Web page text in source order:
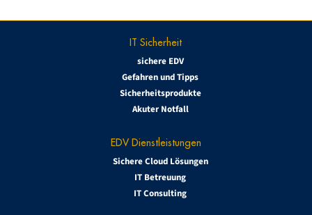
IT Sicherheit
sichere EDV
Gefahren und Tipps
Sicherheitsprodukte
Akuter Notfall
EDV Dienstleistungen
Sichere Cloud Lösungen
IT Betreuung
IT Consulting